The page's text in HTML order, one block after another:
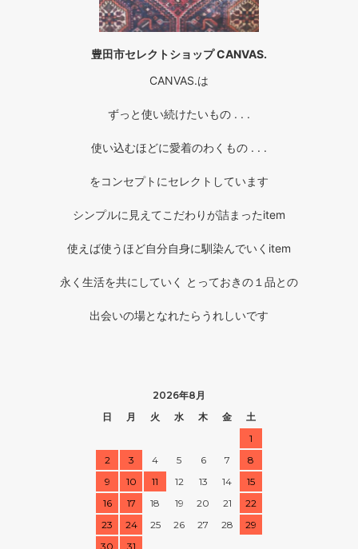
豊田市セレクトショップ CANVAS.
CANVAS.は
ずっと使い続けたいもの . . .
使い込むほどに愛着のわくもの . . .
をコンセプトにセレクトしています
シンプルに見えてこだわりが詰まったitem
使えば使うほど自分自身に馴染んでいくitem
永く生活を共にしていく とっておきの１品との
出会いの場となれたらうれしいです
2026年8月
日
月 火 水 木 金
土
1
2
3 4 5 6 7
8
9
10 11 12 13 14
15
16
17 18 19 20 21
22
23
24 25 26 27 28
29
30
31